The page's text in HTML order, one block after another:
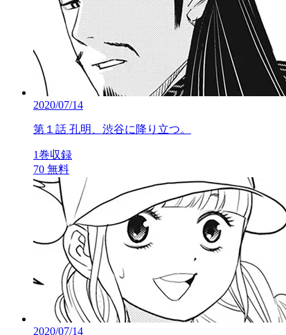
2020/07/14
第１話 孔明、渋谷に降り立つ。
1巻収録
70 無料
2020/07/14